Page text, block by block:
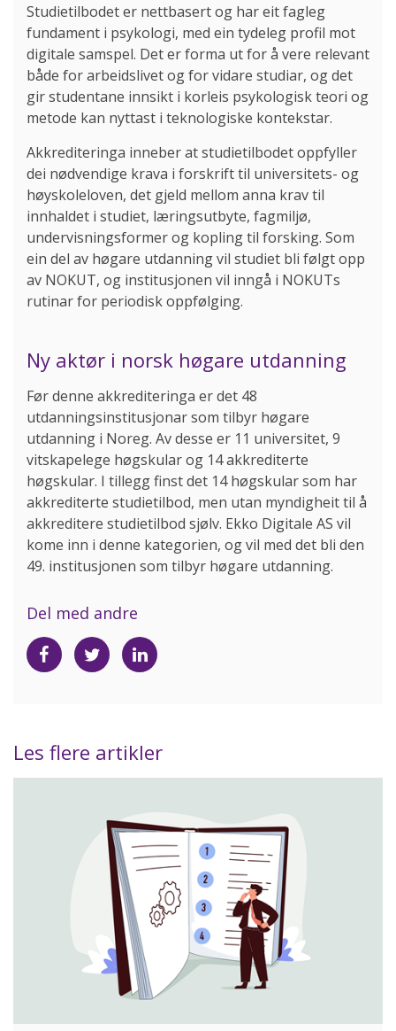
Studietilbodet er nettbasert og har eit fagleg
fundament i psykologi, med ein tydeleg profil mot
digitale samspel. Det er forma ut for å vere relevant
både for arbeidslivet og for vidare studiar, og det
gir studentane innsikt i korleis psykologisk teori og
metode kan nyttast i teknologiske kontekstar.
Akkrediteringa inneber at studietilbodet oppfyller
dei nødvendige krava i forskrift til universitets- og
høyskoleloven, det gjeld mellom anna krav til
innhaldet i studiet, læringsutbyte, fagmiljø,
undervisningsformer og kopling til forsking. Som
ein del av høgare utdanning vil studiet bli følgt opp
av NOKUT, og institusjonen vil inngå i NOKUTs
rutinar for periodisk oppfølging.
Ny aktør i norsk høgare utdanning
Før denne akkrediteringa er det 48
utdanningsinstitusjonar som tilbyr høgare
utdanning i Noreg. Av desse er 11 universitet, 9
vitskapelege høgskular og 14 akkrediterte
høgskular. I tillegg finst det 14 høgskular som har
akkrediterte studietilbod, men utan myndigheit til å
akkreditere studietilbod sjølv. Ekko Digitale AS vil
kome inn i denne kategorien, og vil med det bli den
49. institusjonen som tilbyr høgare utdanning.
Del med andre
Del
på
Del
på
Del
på
Les flere artikler